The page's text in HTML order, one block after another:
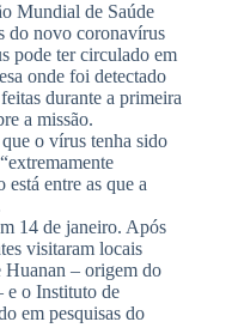
Mundial de Saúde
do novo coronavírus
pode ter circulado em
onde foi detectado
durante a primeira
a missão.
o vírus tenha sido
entre as que a
14 de janeiro. Após
visitaram locais
– origem do
e o Instituto de
em pesquisas do